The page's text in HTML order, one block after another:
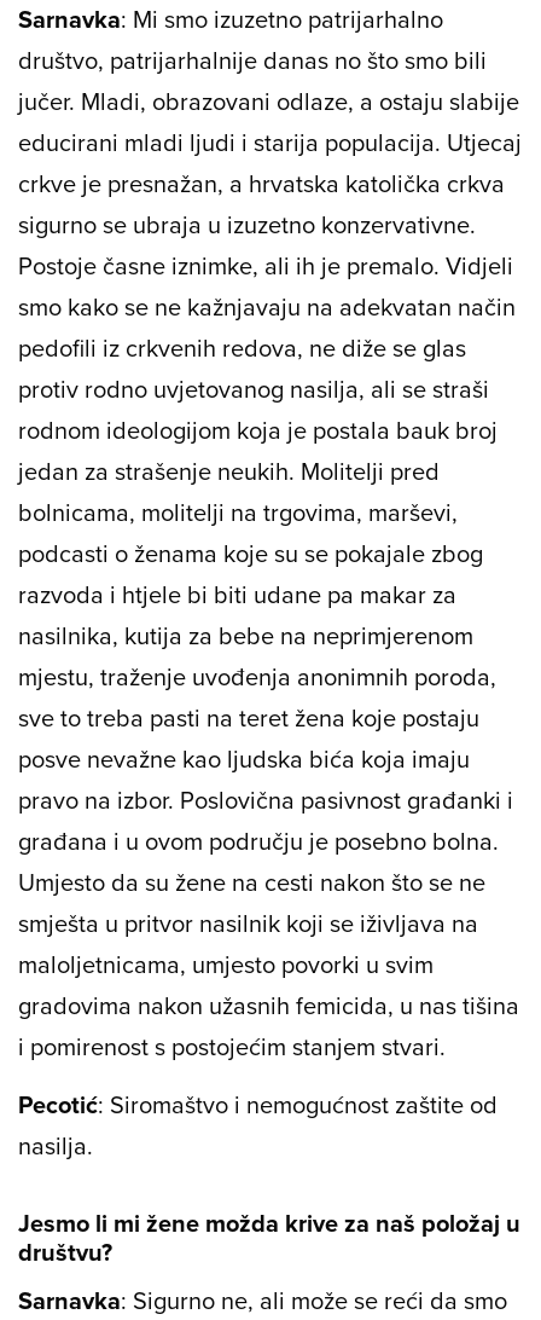
Sarnavka: Mi smo izuzetno patrijarhalno
društvo, patrijarhalnije danas no što smo bili
jučer. Mladi, obrazovani odlaze, a ostaju slabije
educirani mladi ljudi i starija populacija. Utjecaj
crkve je presnažan, a hrvatska katolička crkva
sigurno se ubraja u izuzetno konzervativne.
Postoje časne iznimke, ali ih je premalo. Vidjeli
smo kako se ne kažnjavaju na adekvatan način
pedofili iz crkvenih redova, ne diže se glas
protiv rodno uvjetovanog nasilja, ali se straši
rodnom ideologijom koja je postala bauk broj
jedan za strašenje neukih. Molitelji pred
bolnicama, molitelji na trgovima, marševi,
podcasti o ženama koje su se pokajale zbog
razvoda i htjele bi biti udane pa makar za
nasilnika, kutija za bebe na neprimjerenom
mjestu, traženje uvođenja anonimnih poroda,
sve to treba pasti na teret žena koje postaju
posve nevažne kao ljudska bića koja imaju
pravo na izbor. Poslovična pasivnost građanki i
građana i u ovom području je posebno bolna.
Umjesto da su žene na cesti nakon što se ne
smješta u pritvor nasilnik koji se iživljava na
maloljetnicama, umjesto povorki u svim
gradovima nakon užasnih femicida, u nas tišina
i pomirenost s postojećim stanjem stvari.
Pecotić: Siromaštvo i nemogućnost zaštite od
nasilja.
Jesmo li mi žene možda krive za naš položaj u
društvu?
Sarnavka: Sigurno ne, ali može se reći da smo